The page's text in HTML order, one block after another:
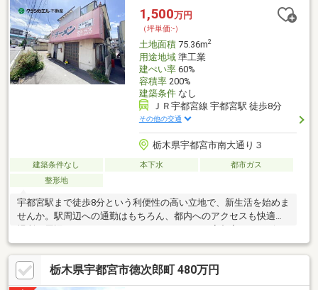
1,500万円
（坪単価:-）
土地面積75.36m2
用途地域準工業
建ぺい率60%
容積率200%
建築条件なし
ＪＲ宇都宮線 宇都宮駅 徒歩8分
その他の交通
栃木県宇都宮市南大通り３
建築条件なし 本下水
都市ガス
整形地
宇都宮駅まで徒歩8分という利便性の高い立地で、新生活を始めま
せんか。駅周辺への通勤はもちろん、都内へのアクセスも快適な
場所。周辺にはスーパーのたいらや、トナリエ宇都宮、コンビニ
やドラッグストアなどの買い物施設が徒歩10分圏内に充実してお
り、日々の生活で困ることはありません。毎月かかるマンション
の管理費や駐車場代に疑問を感じている方にこそ、この土地はお
すすめです。コンパクトな敷地を活かしてスタイリッシュな3階建
栃木県宇都宮市徳次郎町 480万円